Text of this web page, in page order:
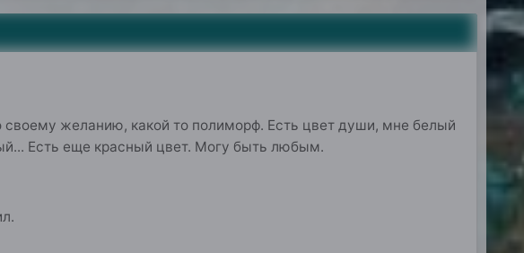
желанию, какой то полиморф. Есть цвет души, мне белый
Есть еще красный цвет. Могу быть любым.